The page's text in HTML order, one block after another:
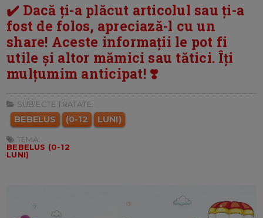
✔️ Dacă ți-a plăcut articolul sau ți-a
fost de folos, apreciază-l cu un
share! Aceste informații le pot fi
utile și altor mămici sau tătici. Îți
mulțumim anticipat! ❣️
SUBIECTE TRATATE:
BEBELUS (0-12 LUNI)
TEMA:
BEBELUS (0-12
LUNI)